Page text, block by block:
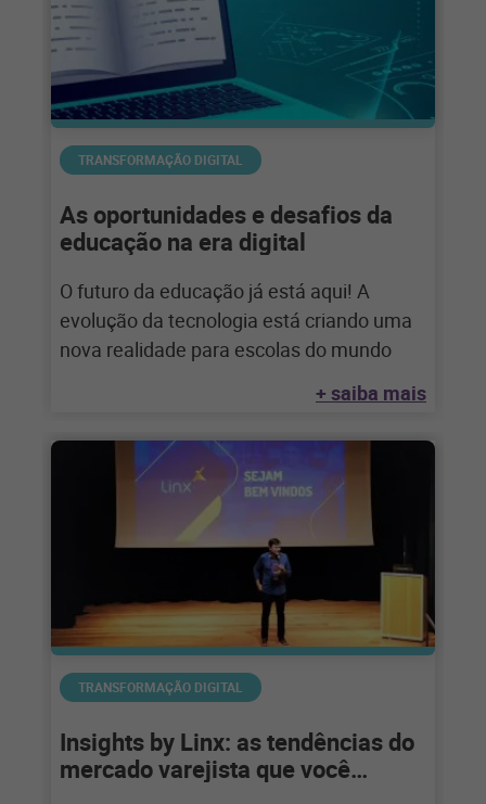
TRANSFORMAÇÃO DIGITAL
As oportunidades e desafios da
educação na era digital
O futuro da educação já está aqui! A
evolução da tecnologia está criando uma
nova realidade para escolas do mundo
+ saiba mais
TRANSFORMAÇÃO DIGITAL
Insights by Linx: as tendências do
mercado varejista que você